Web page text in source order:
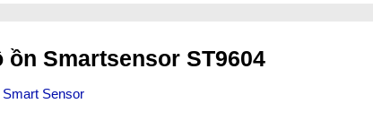
ồn Smartsensor ST9604
Smart Sensor